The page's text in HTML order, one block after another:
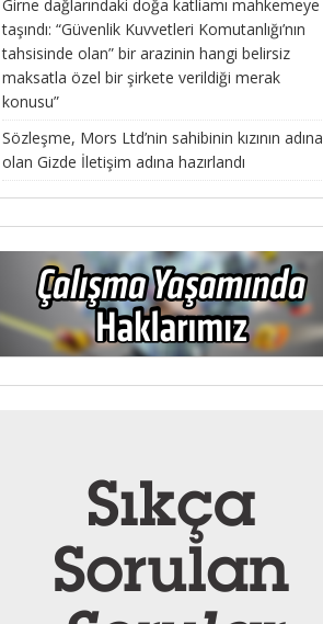
Girne dağlarındaki doğa katliamı mahkemeye
taşındı: “Güvenlik Kuvvetleri Komutanlığı’nın
tahsisinde olan” bir arazinin hangi belirsiz
maksatla özel bir şirkete verildiği merak
konusu”
Sözleşme, Mors Ltd’nin sahibinin kızının adına
olan Gizde İletişim adına hazırlandı